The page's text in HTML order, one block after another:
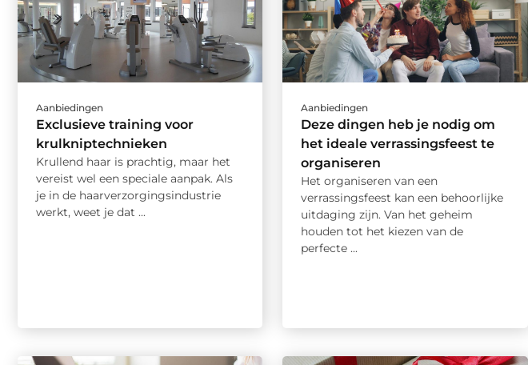
Aanbiedingen
Exclusieve training voor
krulkniptechnieken
Krullend haar is prachtig, maar het
vereist wel een speciale aanpak. Als
je in de haarverzorgingsindustrie
werkt, weet je dat ...
Aanbiedingen
Deze dingen heb je nodig om
het ideale verrassingsfeest te
organiseren
Het organiseren van een
verrassingsfeest kan een behoorlijke
uitdaging zijn. Van het geheim
houden tot het kiezen van de
perfecte ...